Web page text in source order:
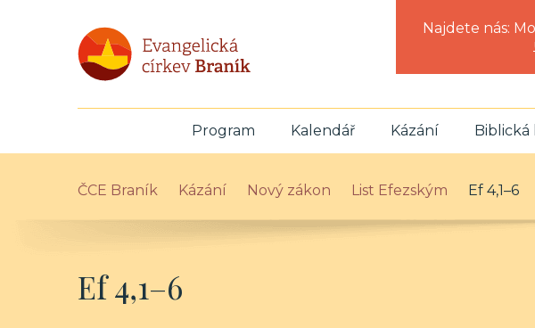
Najdete nás:
Program Kalendář Kázání Biblická
ČCE Braník Kázání Nový zákon List Efezským Ef 4,1–6
Ef 4,1–6